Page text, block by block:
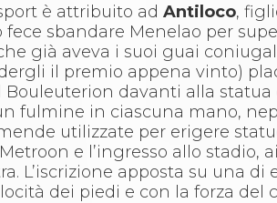
è attribuito adAntiloco,
sbandare Menelao per
già aveva i suoi guai
il premio appena vinto)
davanti alla
fulmine in ciascuna mano,
utilizzate per erigere
e l’ingresso allo stadio,
L’iscrizione apposta su una di
dei piedi e con la forza del